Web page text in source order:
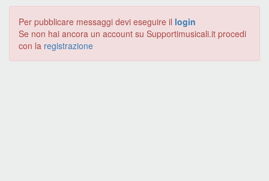
Per pubblicare messaggi devi eseguire il login
Se non hai ancora un account su Supportimusicali.it procedi
con la registrazione